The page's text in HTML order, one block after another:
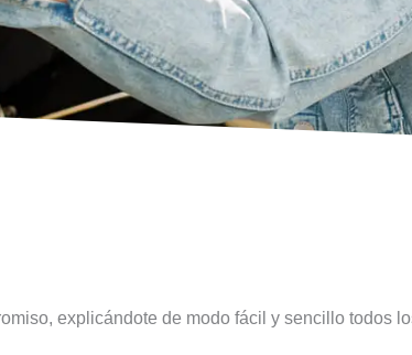
explicándote de modo fácil y sencillo todos